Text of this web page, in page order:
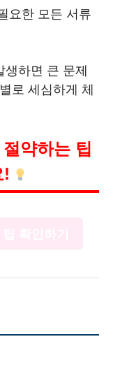
요한 모든 서류
생하면 큰 문제
로 세심하게 체
약하는 팁
!